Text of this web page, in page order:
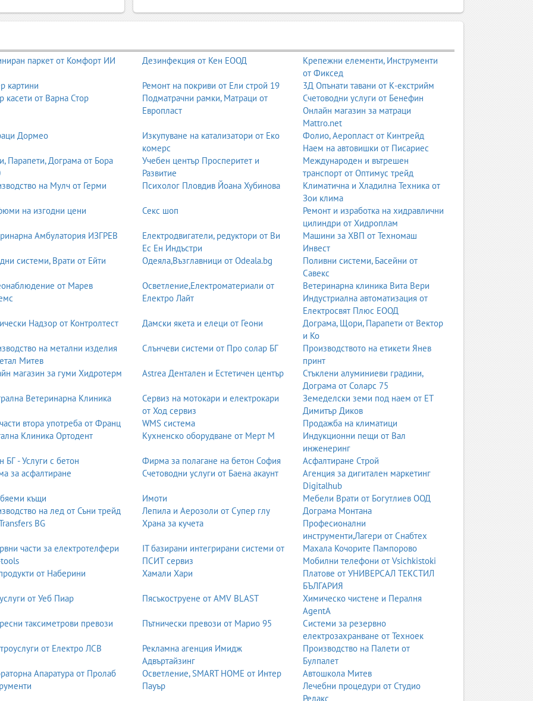
че всяко печатно изделие ще изглежда точно така, както е замислено – с правилни цветове, коректни размери,
за офсетов, дигитален или широкоформатен печат.
които подготвят графичните файлове за печат. Това включва проверка на резолюция, цветови профили, bleed,
на страници, профилиране на изображения и финална подготовка на PDF/X файлове. Този етап е критичен,
до неправилни цветове, размазани изображения, изрязани елементи или дефекти в крайния продукт.
видове печат – офсетов, дигитален, широкоформатен, ситопечат, флексопечат и тампонен печат. Той
на стандартите на печатницата.
визуалната идентичност на продукта. Той включва разработване на лога, фирмена идентичност, рекламни
опаковки, етикети, менюта, списания и други визуални материали. Добрият дизайн комуникира ясно, привлича
начин.
решения като Adobe Illustrator, Photoshop, InDesign, CorelDRAW и други професионални инструменти. Те
издържани и технически коректни за печат.
изображения, графики и елементи в хармонична и функционална структура. Каталозите, списанията и
включва:
ще бъде четим, привлекателен и лесен за възприемане.
на всеки продукт. Те трябва да бъдат визуално привлекателни, функционални и съобразени с
опаковки включва:
и прецизно оформление, за да изглеждат професионално върху крайния продукт.
растерни изображения в векторни графики, които могат да бъдат мащабирани без загуба на качество. Това е важно
на дефекти, корекция на цветове, изрязване на обекти, добавяне на ефекти и подобряване на качеството на
брошури, менюта и рекламни материали.
дизайнери използват ICC профили, CMYK стандарти и специализирани инструменти за цветови
паркет от Комфорт ИИ Дезинфекция от Кен ЕООД
Крепежни елементи, Инструменти
от Фиксед
картини Ремонт на покриви от Ели строй 19
3Д Опънати тавани от К-екстрийм
касети от Варна Стор
Подматрачни рамки, Матраци от
Европласт
Счетоводни услуги от Бенефин
Онлайн магазин за матраци
Mattro.net
Дормео
Изкупуване на катализатори от Еко
комерс
Фолио, Аеропласт от Кинтрейд
Наем на автовишки от Писариес
Парапети, Дограма от Бора
Учебен център Просперитет и
Развитие
Международен и вътрешен
транспорт от Оптимус трейд
на Мулч от Герми Психолог Пловдив Йоана Хубинова
Климатична и Хладилна Техника от
Зои клима
на изгодни цени Секс шоп
Ремонт и изработка на хидравлични
цилиндри от Хидроплам
Амбулатория ИЗГРЕВ
Електродвигатели, редуктори от Ви
Ес Ен Индъстри
Машини за ХВП от Техномаш
Инвест
системи, Врати от Ейти
Одеяла,Възглавници от Odeala.bg
Поливни системи, Басейни от
Савекс
от Марев
Осветление,Електроматериали от
Електро Лайт
Ветеринарна клиника Вита Вери
Индустриална автоматизация от
Електросвят Плюс ЕООД
Надзор от Контролтест Дамски якета и елеци от Геони
Дограма, Щори, Парапети от Вектор
и Ко
на метални изделия
Митев
Слънчеви системи от Про солар БГ
Производството на етикети Янев
принт
магазин за гуми Хидротерм Astrea Дентален и Естетичен център
Стъклени алуминиеви градини,
Дограма от Соларс 75
Ветеринарна Клиника
Сервиз на мотокари и електрокари
от Ход сервиз
Земеделски земи под наем от ЕТ
Димитър Диков
втора употреба от Франц WMS система
Продажба на климатици
Клиника Ортодент Кухненско оборудване от Мерт М
Индукционни пещи от Вал
инженеринг
БГ - Услуги с бетон
Фирма за полагане на бетон София
Асфалтиране Строй
за асфалтиране Счетоводни услуги от Баена акаунт
Агенция за дигитален маркетинг
Digitalhub
къщи Имоти
Мебели Врати от Богутлиев ООД
на лед от Съни трейд
Лепила и Аерозоли от Супер глу
Дограма Монтана
BG Храна за кучета
Професионални
инструменти,Лагери от Снабтех
части за електротелфери
IT базирани интегрирани системи от
ПСИТ сервиз
Махала Кочорите Пампорово
Мобилни телефони от Vsichkistoki
от Наберини Хамали Хари
Платове от УНИВЕРСАЛ ТЕКСТИЛ
БЪЛГАРИЯ
от Уеб Пиар Пясъкоструене от AMV BLAST
Химическо чистене и Пералня
AgentA
таксиметрови превози Пътнически превози от Марио 95
Системи за резервно
електрозахранване от Техноек
от Електро ЛСВ
Рекламна агенция Имидж
Адвъртайзинг
Производство на Палети от
Булпалет
Апаратура от Пролаб
Осветление, SMART HOME от Интер
Пауър
Автошкола Митев
Лечебни процедури от Студио
Релакс